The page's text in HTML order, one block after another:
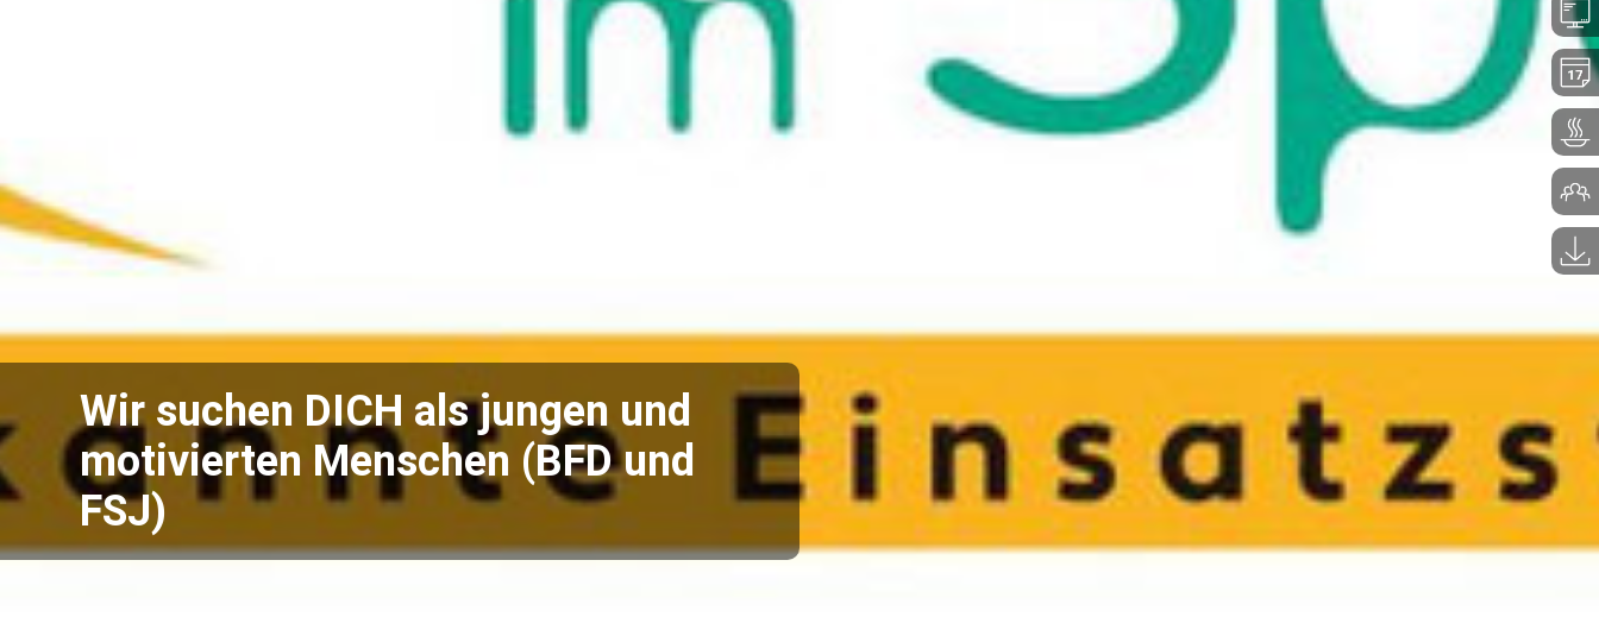
Wir suchen DICH als jungen und
motivierten Menschen (BFD und
FSJ)